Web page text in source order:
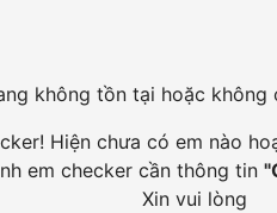
không tồn tại hoặc không
Hiện chưa có em nào
em checker cần thông tin "
Xin vui lòng